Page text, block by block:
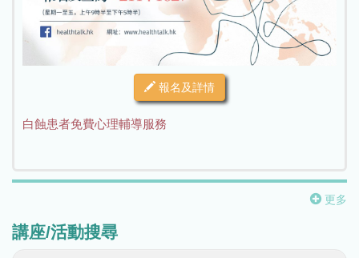
報名及詳情
白蝕患者免費心理輔導服務
更多
講座/活動搜尋